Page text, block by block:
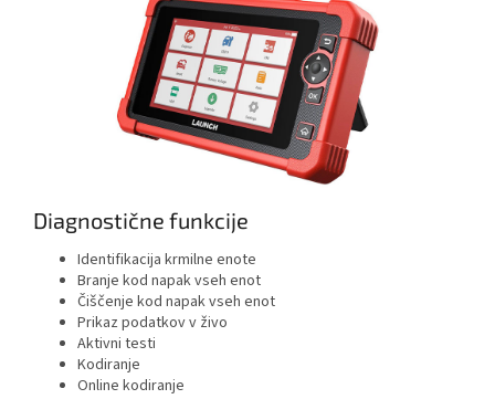
Diagnostične funkcije
Identifikacija krmilne enote
Branje kod napak vseh enot
Čiščenje kod napak vseh enot
Prikaz podatkov v živo
Aktivni testi
Kodiranje
Online kodiranje